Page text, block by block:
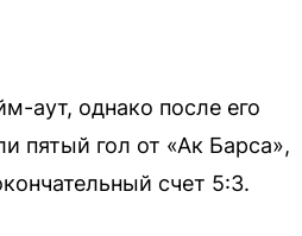
аут, однако после его
пятый гол от «Ак Барса»,
счет 5:3.